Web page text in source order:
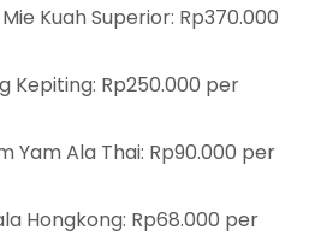
Kuah Superior: Rp370.000
Kepiting: Rp250.000 per
Yam Ala Thai: Rp90.000 per
Hongkong: Rp68.000 per